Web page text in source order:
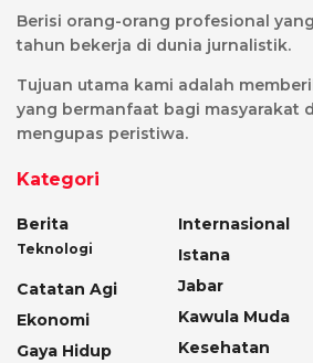
Berisi orang-orang profesional
tahun bekerja di dunia jurnalistik.
Tujuan utama kami adalah
yang bermanfaat bagi masyarakat
mengupas peristiwa.
Kategori
Berita
Teknologi
Catatan Agi
Ekonomi
Gaya Hidup
Internasional
Istana
Jabar
Kawula Muda
Kesehatan